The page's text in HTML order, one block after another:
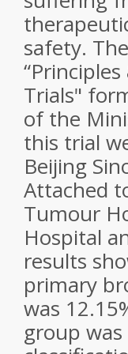
safety.
Trials"
of the
this trial
Beijing
Attached
Tumour
Hospital
results
primary
was
group